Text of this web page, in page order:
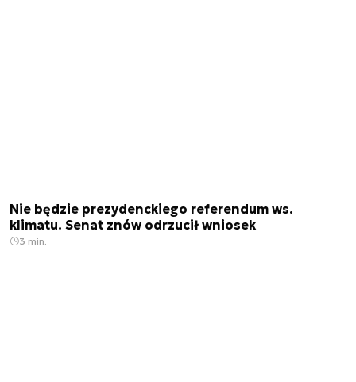
Nie będzie prezydenckiego referendum ws.
klimatu. Senat znów odrzucił wniosek
3 min.